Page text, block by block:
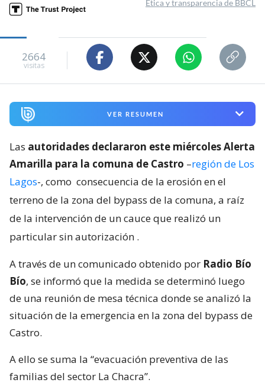
Ética y transparencia de BBCL
2664
visitas
VER RESUMEN
Las autoridades declararon este miércoles Alerta
Amarilla para la comuna de Castro –región de Los
Lagos-, como consecuencia de la erosión en el
terreno de la zona del bypass de la comuna, a raíz
de la intervención de un cauce que realizó un
particular sin autorización .
A través de un comunicado obtenido por Radio Bío
Bío, se informó que la medida se determinó luego
de una reunión de mesa técnica donde se analizó la
situación de la emergencia en la zona del bypass de
Castro.
A ello se suma la “evacuación preventiva de las
familias del sector La Chacra”.